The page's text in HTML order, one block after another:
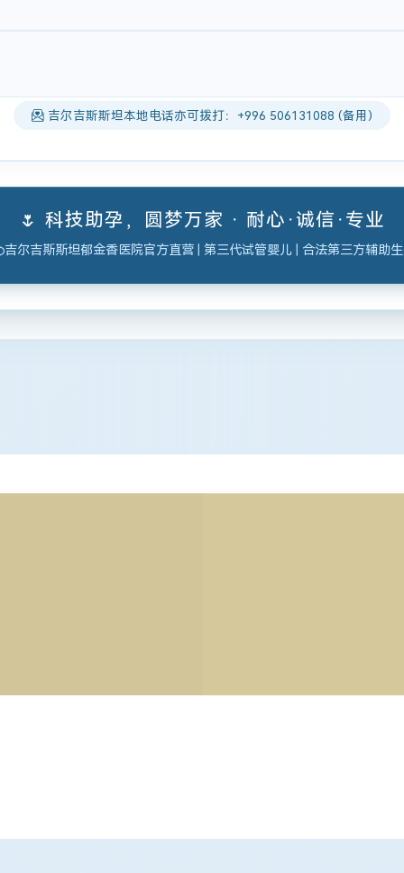
吉尔吉斯斯坦本地电话亦可拨打：+996 506131088 (备用)
🌷 科技助孕，圆梦万家 · 耐心·诚信·专业
吉尔吉斯斯坦郁金香医院官方直营 | 第三代试管婴儿 | 合法第三方辅助